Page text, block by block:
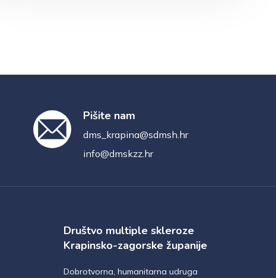
Pišite nam
dms_krapina@sdmsh.hr
info@dmskzz.hr
Društvo multiple skleroze
Krapinsko-zagorske županije
Dobrotvorna, humanitarna udruga